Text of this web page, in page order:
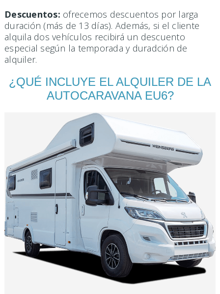
Descuentos: ofrecemos descuentos por larga
duración (más de 13 días). Además, si el cliente
alquila dos vehículos recibirá un descuento
especial según la temporada y duradción de
alquiler.
¿QUÉ INCLUYE EL ALQUILER DE LA
AUTOCARAVANA EU6?